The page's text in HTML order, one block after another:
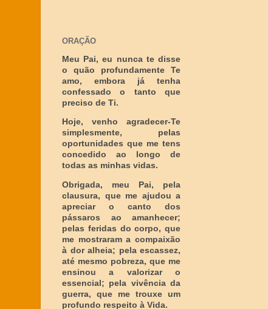
ORAÇÃO
Meu Pai, eu nunca te disse
o quão profundamente Te
amo, embora já tenha
confessado o tanto que
preciso de Ti.
Hoje, venho agradecer-Te
simplesmente, pelas
oportunidades que me tens
concedido ao longo de
todas as minhas vidas.
Obrigada, meu Pai, pela
clausura, que me ajudou a
apreciar o canto dos
pássaros ao amanhecer;
pelas feridas do corpo, que
me mostraram a compaixão
à dor alheia; pela escassez,
até mesmo pobreza, que me
ensinou a valorizar o
essencial; pela vivência da
guerra, que me trouxe um
profundo respeito à Vida.